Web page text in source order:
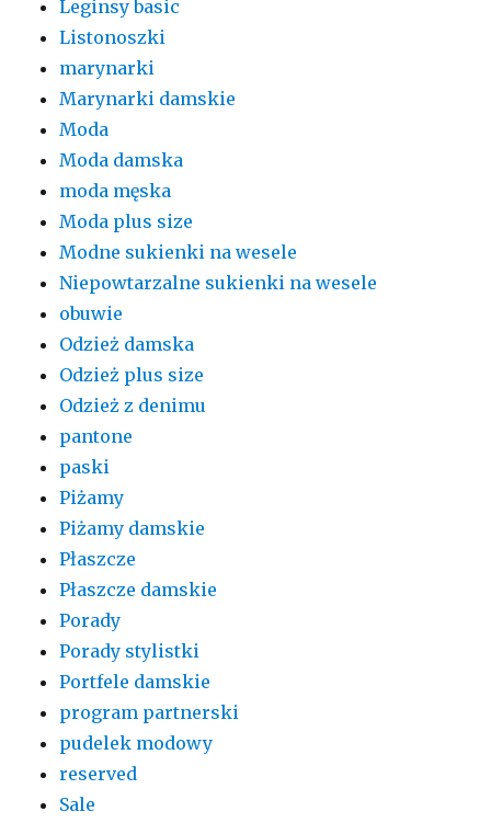
Leginsy basic
Listonoszki
marynarki
Marynarki damskie
Moda
Moda damska
moda męska
Moda plus size
Modne sukienki na wesele
Niepowtarzalne sukienki na wesele
obuwie
Odzież damska
Odzież plus size
Odzież z denimu
pantone
paski
Piżamy
Piżamy damskie
Płaszcze
Płaszcze damskie
Porady
Porady stylistki
Portfele damskie
program partnerski
pudelek modowy
reserved
Sale